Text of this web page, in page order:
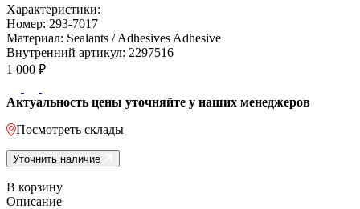
Характеристики:
Номер: 293-7017
Материал: Sealants / Adhesives Adhesive
Внутренний артикул: 2297516
1 000 ₽
Актуальность цены уточняйте у наших менеджеров
Посмотреть склады
Уточнить наличие
В корзину
Описание